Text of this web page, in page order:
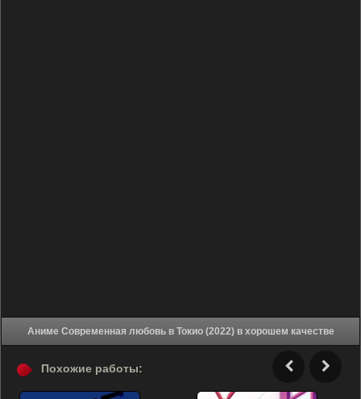
Аниме Современная любовь в Токио (2022) в хорошем качестве
Похожие работы: